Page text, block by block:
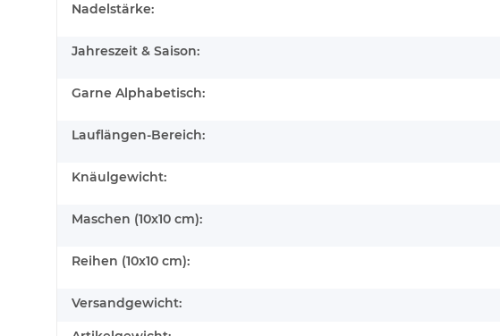
Nadelstärke:
Jahreszeit & Saison:
Garne Alphabetisch:
Lauflängen-Bereich:
Knäulgewicht:
Maschen (10x10 cm):
Reihen (10x10 cm):
Versandgewicht: